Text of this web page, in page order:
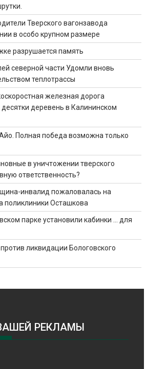
Тверского вагонзавода
в особо крупном размере
разрушается память
северной части Удомли вновь
теплотрассы
железная дорога
деревень в Калининском
Полная победа возможна только
в уничтожении тверского
ответственность?
инвалид пожаловалась на
поликлиники Осташкова
парке установили кабинки … для
ликвидации Бологовского
РЕКЛАМЫ